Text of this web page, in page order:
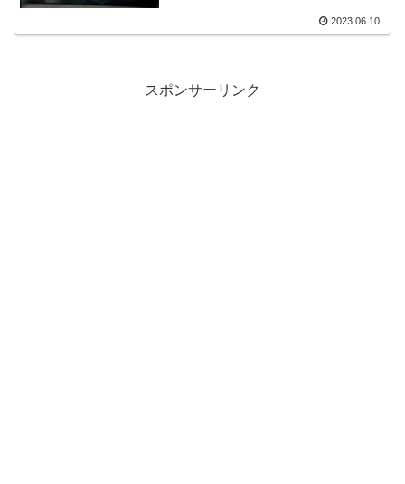
2023.06.10
スポンサーリンク